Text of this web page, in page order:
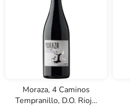
Moraza, 4 Caminos
Tempranillo, D.O. Rioja,